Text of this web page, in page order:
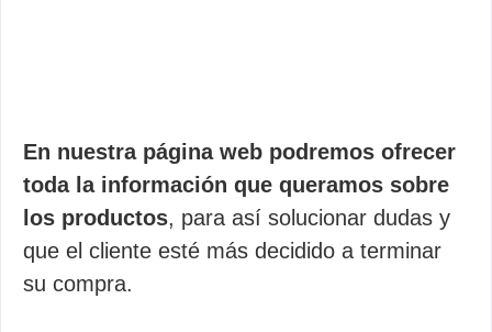
En nuestra página web podremos ofrecer
toda la información que queramos sobre
los productos, para así solucionar dudas y
que el cliente esté más decidido a terminar
su compra.